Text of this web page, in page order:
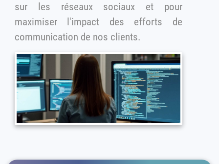
sur les réseaux sociaux et pour
maximiser l'impact des efforts de
communication de nos clients.